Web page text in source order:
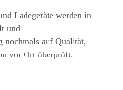
Ladegeräte werden in
und
nochmals auf Qualität,
vor Ort überprüft.